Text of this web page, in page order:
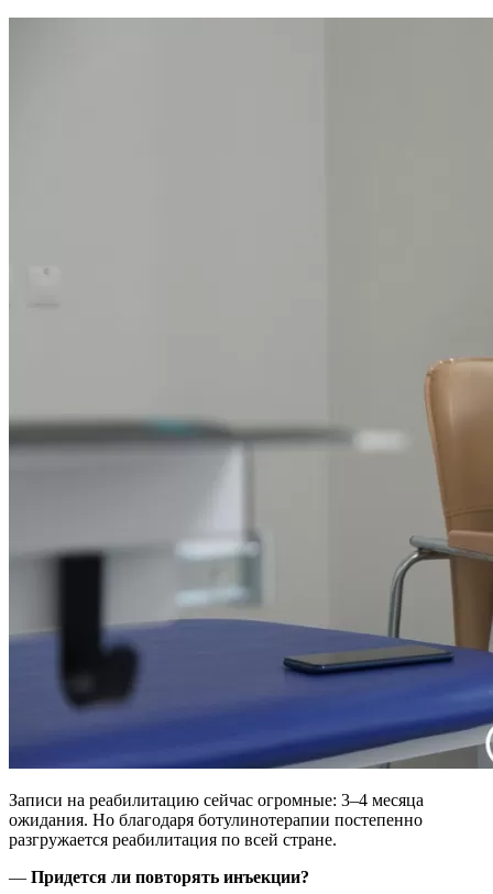
Записи на реабилитацию сейчас огромные: 3–4 месяца
ожидания. Но благодаря ботулинотерапии постепенно
разгружается реабилитация по всей стране.
— Придется ли повторять инъекции?